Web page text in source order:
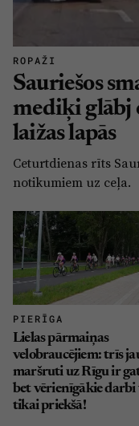
Izglītība
Ģimene
Sports
Drošība
Pierīga
Ādaži
Ķekava
Mārupe
Olaine
Ropaži
Salaspils
ROPAŽI
Sauriešos
mediķi glābj
laižas lapās
Ceturtdienas rīts
notikumiem uz ceļa.
PIERĪGA
Lielas pārmaiņas
velobraucējiem: trīs
maršruti uz Rīgu ir
bet vērienīgākie darbi
tikai priekšā!